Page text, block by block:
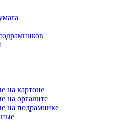
на картоне
на оргалите
на подрамнике